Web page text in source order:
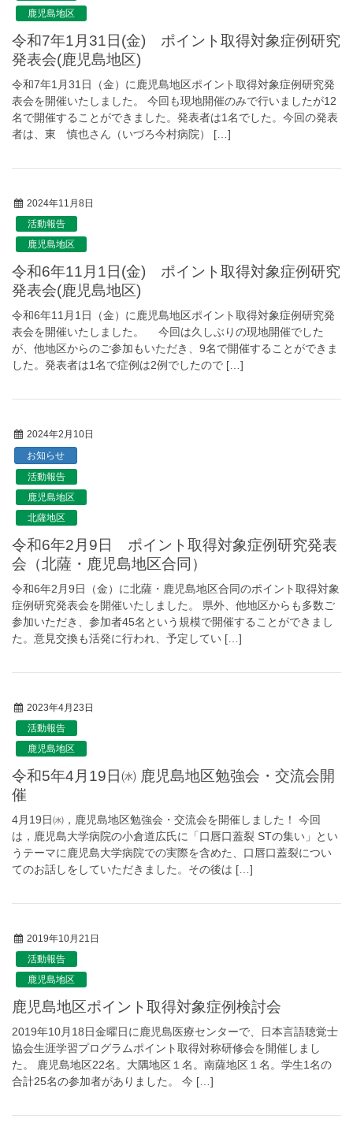
鹿児島地区
令和7年1月31日(金) ポイント取得対象症例研究
発表会(鹿児島地区)
令和7年1月31日（金）に鹿児島地区ポイント取得対象症例研究発
表会を開催いたしました。 今回も現地開催のみで行いましたが12
名で開催することができました。発表者は1名でした。今回の発表
者は、東 慎也さん（いづろ今村病院） […]
2024年11月8日
活動報告
鹿児島地区
令和6年11月1日(金) ポイント取得対象症例研究
発表会(鹿児島地区)
令和6年11月1日（金）に鹿児島地区ポイント取得対象症例研究発
表会を開催いたしました。 今回は久しぶりの現地開催でした
が、他地区からのご参加もいただき、9名で開催することができま
した。発表者は1名で症例は2例でしたので […]
2024年2月10日
お知らせ
活動報告
鹿児島地区
北薩地区
令和6年2月9日 ポイント取得対象症例研究発表
会（北薩・鹿児島地区合同）
令和6年2月9日（金）に北薩・鹿児島地区合同のポイント取得対象
症例研究発表会を開催いたしました。 県外、他地区からも多数ご
参加いただき、参加者45名という規模で開催することができまし
た。意見交換も活発に行われ、予定してい […]
2023年4月23日
活動報告
鹿児島地区
令和5年4月19日㈬ 鹿児島地区勉強会・交流会開
催
4月19日㈬，鹿児島地区勉強会・交流会を開催しました！ 今回
は，鹿児島大学病院の小倉道広氏に「口唇口蓋裂 STの集い」とい
うテーマに鹿児島大学病院での実際を含めた、口唇口蓋裂につい
てのお話しをしていただきました。その後は […]
2019年10月21日
活動報告
鹿児島地区
鹿児島地区ポイント取得対象症例検討会
2019年10月18日金曜日に鹿児島医療センターで、日本言語聴覚士
協会生涯学習プログラムポイント取得対称研修会を開催しまし
た。 鹿児島地区22名。大隅地区１名。南薩地区１名。学生1名の
合計25名の参加者がありました。 今 […]